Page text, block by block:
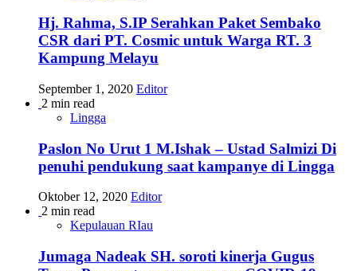
Hj. Rahma, S.IP Serahkan Paket Sembako
CSR dari PT. Cosmic untuk Warga RT. 3
Kampung Melayu
September 1, 2020 Editor
2 min read
Lingga
Paslon No Urut 1 M.Ishak – Ustad Salmizi Di
penuhi pendukung saat kampanye di Lingga
Oktober 12, 2020 Editor
2 min read
Kepulauan RIau
Jumaga Nadeak SH. soroti kinerja Gugus